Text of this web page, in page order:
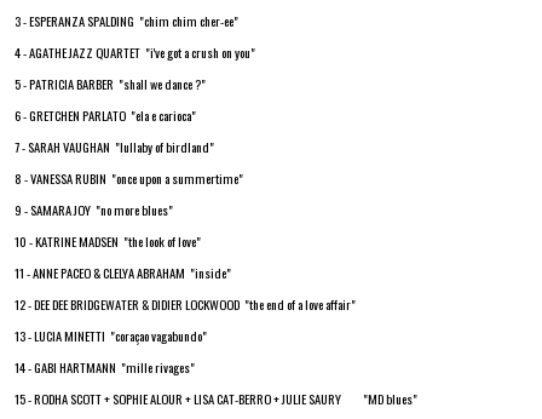
3 - ESPERANZA SPALDING "chim chim cher-ee"
4 - AGATHE JAZZ QUARTET "i've got a crush on you"
5 - PATRICIA BARBER "shall we dance ?"
6 - GRETCHEN PARLATO "ela e carioca"
7 - SARAH VAUGHAN "lullaby of birdland"
8 - VANESSA RUBIN "once upon a summertime"
9 - SAMARA JOY "no more blues"
10 - KATRINE MADSEN "the look of love"
11 - ANNE PACEO & CLELYA ABRAHAM "inside"
12 - DEE DEE BRIDGEWATER & DIDIER LOCKWOOD "the end of a love affair"
13 - LUCIA MINETTI "coraçao vagabundo"
14 - GABI HARTMANN "mille rivages"
15 - RODHA SCOTT + SOPHIE ALOUR + LISA CAT-BERRO + JULIE SAURY "MD blues"